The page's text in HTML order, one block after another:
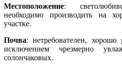
Местоположение:
необходимо производить на
участке.
Почва: нетребователен, хорошо
исключением чрезмерно
солончаковых.